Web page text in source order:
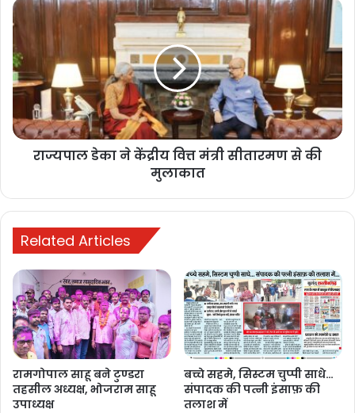
निवेश की इच्छा व्यक्त
November 11, 2025
साइंस कॉलेज मैदान में सैनिको ने किया रिहर्सल-
साइंस कॉलेज मैदान में सैनिको ने डेयर डेविल स्टंट और खुखरी डांस और मिलेट्री
बैंड का पूर्वाभ्यास किया।
Buland Hindustan
BULAND HINDUSTAN बुलंद छत्तीसगढ़
राज्यपाल डेका ने केंद्रीय वित्त मंत्री सीतारमण से की
मुलाकात
Related Articles
रामगोपाल साहू बने टुण्डरा
तहसील अध्यक्ष, भोजराम साहू
उपाध्यक्ष
बच्चे सहमे, सिस्टम चुप्पी साधे…
संपादक की पत्नी इंसाफ़ की
तलाश में